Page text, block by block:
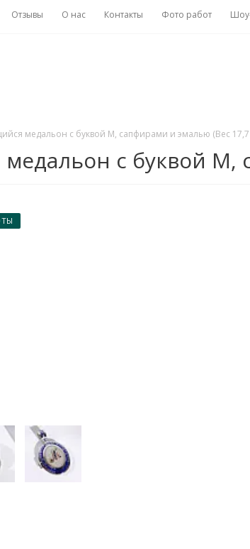
Отзывы О нас Контакты Фото работ
медальон с буквой М, сапфирами и эмалью (Вес 17,7
с буквой М,